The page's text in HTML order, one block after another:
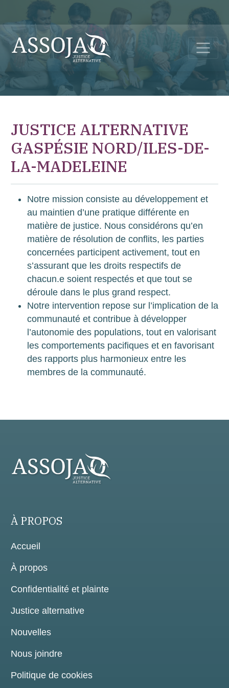
JUSTICE ALTERNATIVE
GASPÉSIE NORD/ILES-DE-
LA-MADELEINE
Notre mission consiste au développement et
au maintien d’une pratique différente en
matière de justice. Nous considérons qu’en
matière de résolution de conflits, les parties
concernées participent activement, tout en
s’assurant que les droits respectifs de
chacun.e soient respectés et que tout se
déroule dans le plus grand respect.
Notre intervention repose sur l’implication de la
communauté et contribue à développer
l’autonomie des populations, tout en valorisant
les comportements pacifiques et en favorisant
des rapports plus harmonieux entre les
membres de la communauté.
À PROPOS
Accueil
À propos
Confidentialité et plainte
Justice alternative
Nouvelles
Nous joindre
Politique de cookies